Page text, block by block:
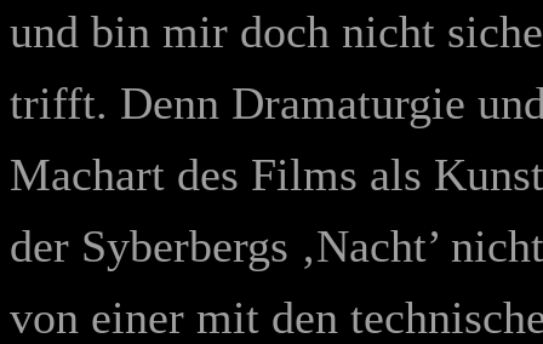
und bin mir doch nicht
trifft. Denn Dramaturgie
Machart des Films als
der Syberbergs ‚Nacht’
von einer mit den